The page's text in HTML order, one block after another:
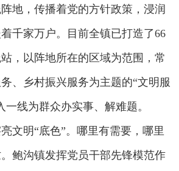
地，传播着党的方针政策，浸润
千家万户。目前全镇已打造了66
，以阵地所在的区域为范围，常
、乡村振兴服务为主题的“文明服
一线为群众办实事、解难题。
明“底色”。哪里有需要，哪里
鲍沟镇发挥党员干部先锋模范作